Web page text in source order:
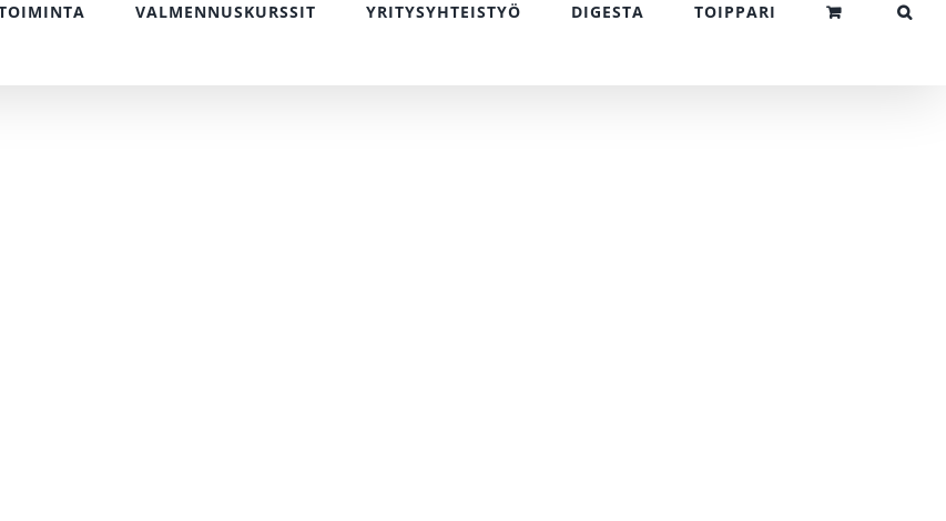
VALMENNUSKURSSIT YRITYSYHTEISTYÖ DIGESTA TOIPPARI